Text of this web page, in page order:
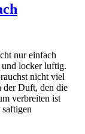
nur einfach
und locker luftig.
nicht viel
der Duft, den die
verbreiten ist